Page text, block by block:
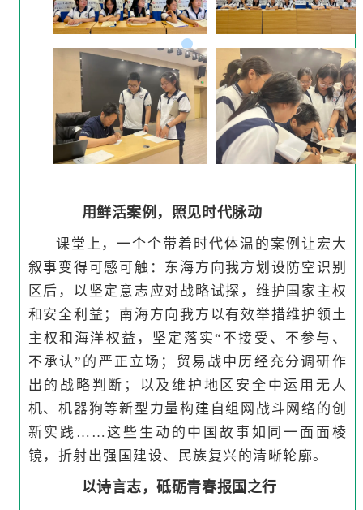
用鲜活案例，照见时代脉动
课堂上，一个个带着时代体温的案例让宏大
叙事变得可感可触：东海方向我方划设防空识别
区后，以坚定意志应对战略试探，维护国家主权
和安全利益；南海方向我方以有效举措维护领土
主权和海洋权益，坚定落实“不接受、不参与、
不承认”的严正立场；贸易战中历经充分调研作
出的战略判断；以及维护地区安全中运用无人
机、机器狗等新型力量构建自组网战斗网络的创
新实践……这些生动的中国故事如同一面面棱
镜，折射出强国建设、民族复兴的清晰轮廓。
以诗言志，砥砺青春报国之行